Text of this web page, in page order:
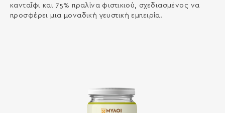
κανταΐφι και 75% πραλίνα φιστικιού, σχεδιασμένος να
προσφέρει μια μοναδική γευστική εμπειρία.